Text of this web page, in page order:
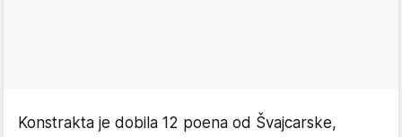
Konstrakta je dobila 12 poena od Švajcarske,